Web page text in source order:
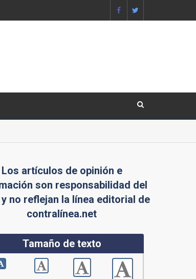
Los artículos de opinión e
son responsabilidad del
no reflejan la línea editorial de
contralínea.net
Tamaño de texto